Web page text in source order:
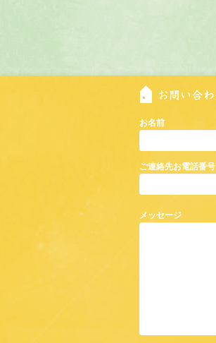
お名前
ご連絡先お電話番号
メッセージ